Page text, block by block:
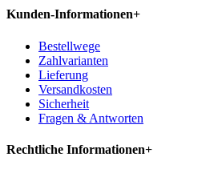
Kunden-Informationen+
Bestellwege
Zahlvarianten
Lieferung
Versandkosten
Sicherheit
Fragen & Antworten
Rechtliche Informationen+